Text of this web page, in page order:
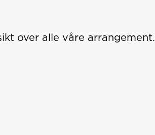
over alle våre arrangement.